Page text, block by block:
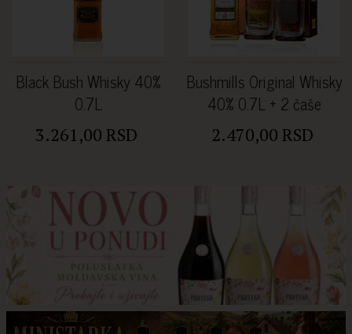
Black Bush Whisky 40%
0.7L
3.261,00 RSD
Bushmills Original Whisky
40% 0.7L + 2 čaše
2.470,00 RSD